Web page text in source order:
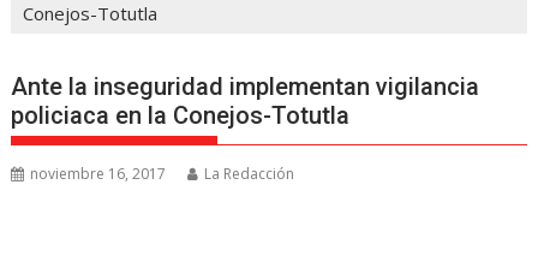
Conejos-Totutla
Ante la inseguridad implementan vigilancia
policiaca en la Conejos-Totutla
noviembre 16, 2017 La Redacción